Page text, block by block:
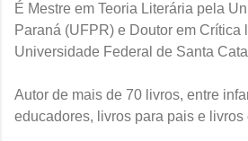
É Mestre em Teoria Literária pela
Paraná (UFPR) e Doutor em Crítica
Universidade Federal de Santa
Autor de mais de 70 livros, entre
educadores, livros para pais e